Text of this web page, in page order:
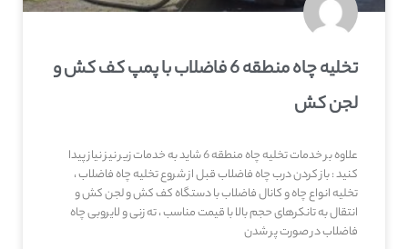
تخلیه چاه منطقه 6 فاضلاب با پمپ کف کش و
لجن کش
علاوه بر خدمات تخلیه چاه منطقه 6 شاید به خدمات زیر نیز نیاز پیدا
کنید : باز کردن درب چاه فاضلاب قبل از شروع تخلیه چاه فاضلاب ،
تخلیه انواع چاه و کانال فاضلاب با دستگاه کف کش و لجن کش و
انتقال به تانکرهای حجم بالا با قیمت مناسب ، ته زنی و لایروبی چاه
فاضلاب در صورت پر شدن